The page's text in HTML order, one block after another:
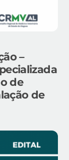
–
de
de